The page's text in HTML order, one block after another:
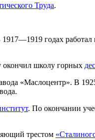
Труда.
годах
окончил школу горных
«Маслоцентр». В
. По окончании
трестом